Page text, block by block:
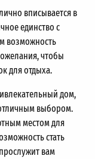
вписывается в
единство с
возможность
чтобы
для отдыха.
дом,
выбором.
местом для
стать
вам